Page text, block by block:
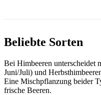
Beliebte Sorten
Bei Himbeeren unterscheidet
Juni/Juli) und
Eine Mischpflanzung beider
frische Beeren.